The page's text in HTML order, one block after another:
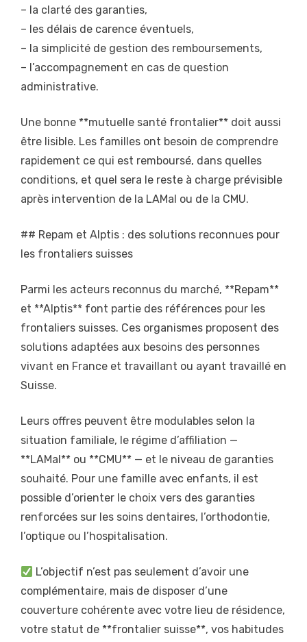
– la clarté des garanties,
– les délais de carence éventuels,
– la simplicité de gestion des remboursements,
– l’accompagnement en cas de question
administrative.
Une bonne **mutuelle santé frontalier** doit aussi
être lisible. Les familles ont besoin de comprendre
rapidement ce qui est remboursé, dans quelles
conditions, et quel sera le reste à charge prévisible
après intervention de la LAMal ou de la CMU.
## Repam et Alptis : des solutions reconnues pour
les frontaliers suisses
Parmi les acteurs reconnus du marché, **Repam**
et **Alptis** font partie des références pour les
frontaliers suisses. Ces organismes proposent des
solutions adaptées aux besoins des personnes
vivant en France et travaillant ou ayant travaillé en
Suisse.
Leurs offres peuvent être modulables selon la
situation familiale, le régime d’affiliation —
**LAMal** ou **CMU** — et le niveau de garanties
souhaité. Pour une famille avec enfants, il est
possible d’orienter le choix vers des garanties
renforcées sur les soins dentaires, l’orthodontie,
l’optique ou l’hospitalisation.
L’objectif n’est pas seulement d’avoir une
complémentaire, mais de disposer d’une
couverture cohérente avec votre lieu de résidence,
votre statut de **frontalier suisse**, vos habitudes